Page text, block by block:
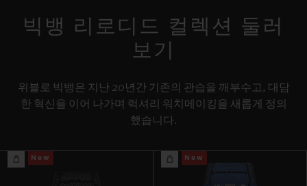
약 72시간
빅뱅 리로디드 컬렉션 둘러
보기
위블로 빅뱅은 지난 20년간 기존의 관습을 깨부수고, 대담
한 혁신을 이어 나가며 럭셔리 워치메이킹을 새롭게 정의
했습니다.
New New